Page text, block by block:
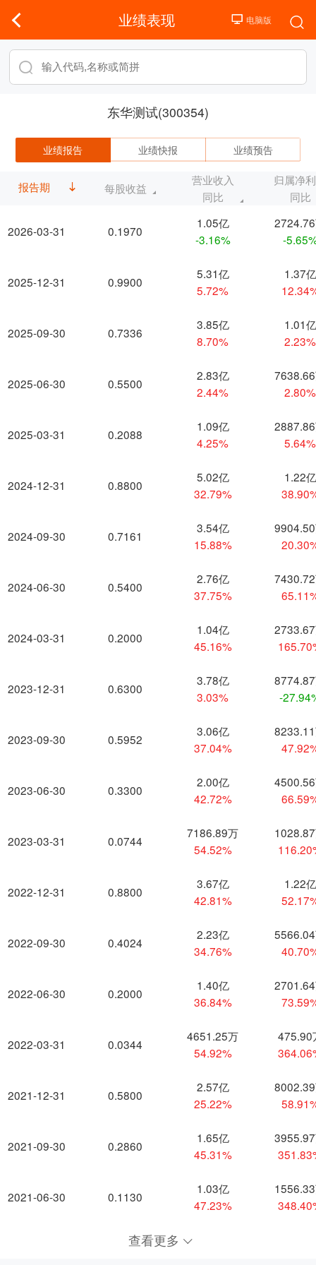
业绩表现
东华测试(300354)
业绩报告 业绩快报 业绩预告
报告期
2026-03-31
2025-12-31
2025-09-30
2025-06-30
2025-03-31
2024-12-31
2024-09-30
2024-06-30
2024-03-31
2023-12-31
2023-09-30
2023-06-30
2023-03-31
2022-12-31
2022-09-30
2022-06-30
2022-03-31
2021-12-31
2021-09-30
2021-06-30
每股收益
营业收入
同比
归属净
同比
0.1970
1.05亿
-3.16%
-
0.9900
5.31亿
5.72%
1.37亿
0.7336
3.85亿
8.70%
1.01亿
2.23%
0.5500
2.83亿
2.44%
2.80%
0.2088
1.09亿
4.25%
5.64%
0.8800
5.02亿
32.79%
1.22亿
0.7161
3.54亿
15.88%
0.5400
2.76亿
37.75%
0.2000
1.04亿
45.16%
0.6300
3.78亿
3.03%
-
0.5952
3.06亿
37.04%
0.3300
2.00亿
42.72%
0.0744
7186.89万
54.52%
0.8800
3.67亿
42.81%
1.22亿
0.4024
2.23亿
34.76%
0.2000
1.40亿
36.84%
0.0344
4651.25万
54.92%
475.90
0.5800
2.57亿
25.22%
0.2860
1.65亿
45.31%
0.1130
1.03亿
47.23%
查看更多